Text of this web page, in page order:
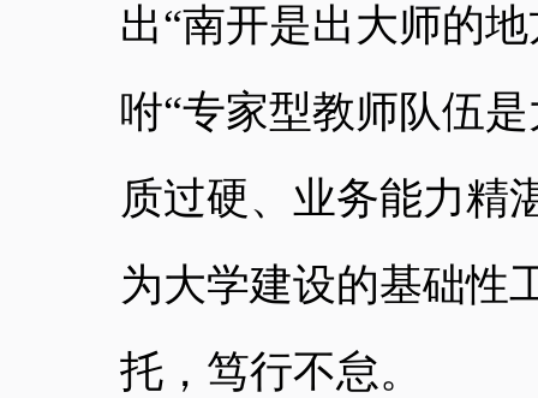
出“南开是出大师的
咐“专家型教师队伍
质过硬、业务能力精
为大学建设的基础性
托，笃行不怠。